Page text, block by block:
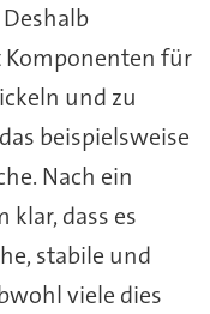
Komponenten für
und zu
beispielsweise
Nach ein
dass es
stabile und
viele dies